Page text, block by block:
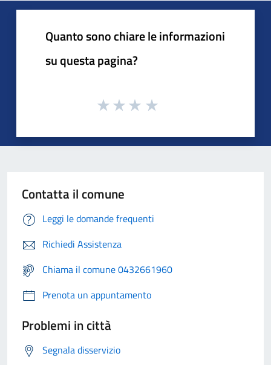
Quanto sono chiare le informazioni
su questa pagina?
Contatta il comune
Leggi le domande frequenti
Richiedi Assistenza
Chiama il comune 0432661960
Prenota un appuntamento
Problemi in città
Segnala disservizio